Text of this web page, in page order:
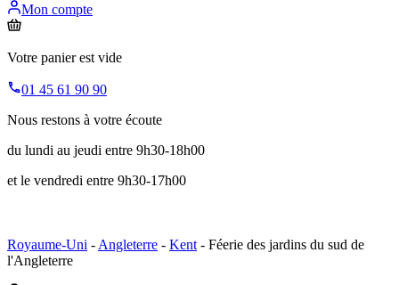
Mon compte
Votre panier est vide
01 45 61 90 90
Nous restons à votre écoute
du lundi au jeudi entre 9h30-18h00
et le vendredi entre 9h30-17h00
Royaume-Uni - Angleterre - Kent - Féerie des jardins du sud de
l'Angleterre